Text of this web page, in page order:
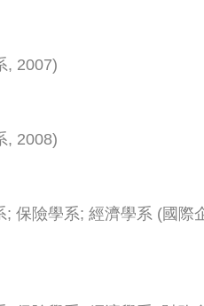
, 2007)
, 2008)
; 保險學系; 經濟學系 (國際